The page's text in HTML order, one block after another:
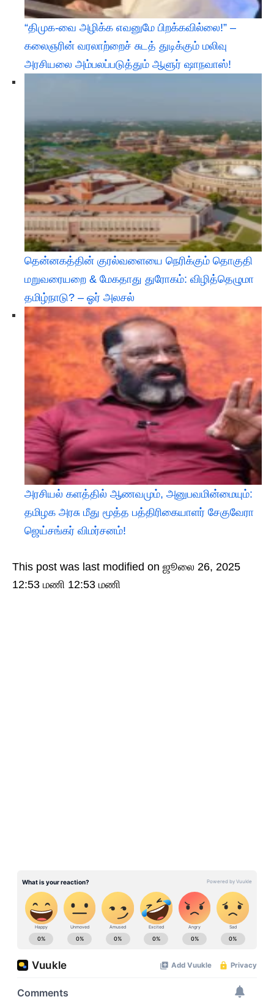
“திமுக-வை அழிக்க எவனுமே பிறக்கவில்லை!” –
கலைஞரின் வரலாற்றைச் சுடத் துடிக்கும் மலிவு
அரசியலை அம்பலப்படுத்தும் ஆளுர் ஷாநவாஸ்!
தென்னகத்தின் குரல்வளையை நெரிக்கும் தொகுதி
மறுவரையறை & மேகதாது துரோகம்: விழித்தெழுமா
தமிழ்நாடு? – ஓர் அலசல்
அரசியல் களத்தில் ஆணவமும், அனுபவமின்மையும்:
தமிழக அரசு மீது மூத்த பத்திரிகையாளர் சேகுவேரா
ஜெய்சங்கர் விமர்சனம்!
This post was last modified on ஜூலை 26, 2025
12:53 மணி 12:53 மணி